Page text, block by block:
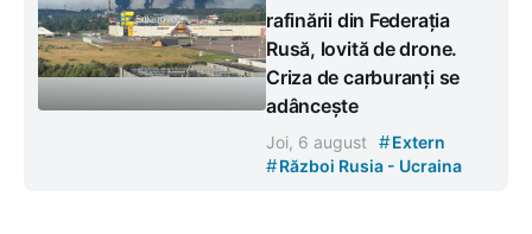
rafinării din Federația
Rusă, lovită de drone.
Criza de carburanți se
adâncește
Joi, 6 august #Extern
#Război Rusia - Ucraina